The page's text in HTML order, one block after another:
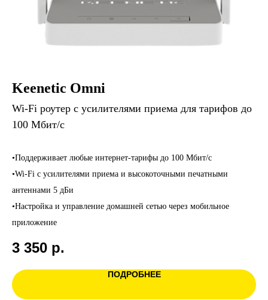
Keenetic Omni
Wi-Fi роутер с усилителями приема для тарифов до
100 Мбит/с
•Поддерживает любые интернет-тарифы до 100 Мбит/с
•Wi-Fi с усилителями приема и высокоточными печатными
антеннами 5 дБи
•Настройка и управление домашней сетью через мобильное
приложение
3 350 р.
ПОДРОБНЕЕ